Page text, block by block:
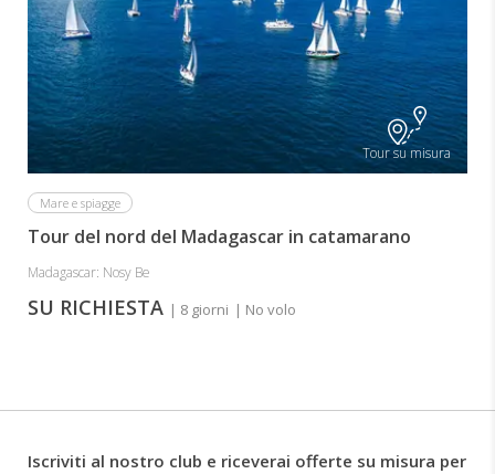
Tour su misura
Mare e spiagge
Tour del nord del Madagascar in catamarano
Madagascar: Nosy Be
SU RICHIESTA | 8 giorni | No volo
Iscriviti al nostro club e riceverai offerte su misura per